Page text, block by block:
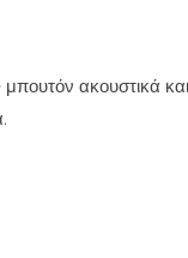
ακουστικά